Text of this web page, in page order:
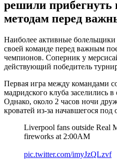
решили
методам перед
Наиболее активные
своей команде перед важным
чемпионов. Соперник у
действующий победитель
Первая игра между командами
мадридского клуба заселились
Однако, около 2 часов ночи
кроватей из-за начавшегося
Liverpool fans outside Real
fireworks at 2:00AM
pic.twitter.com/imyJzQLzvf